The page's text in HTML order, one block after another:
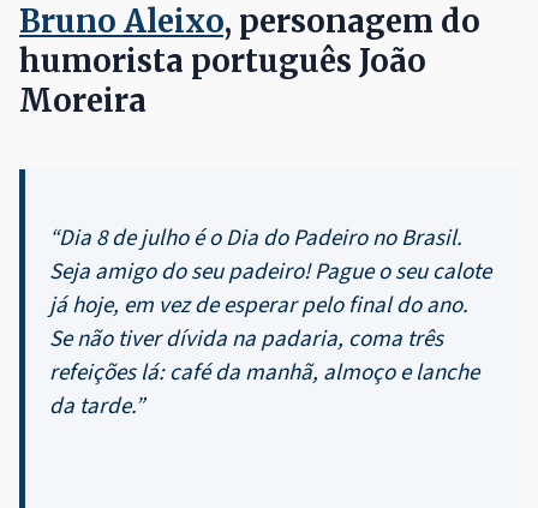
Bruno Aleixo, personagem do
humorista português João
Moreira
“Dia 8 de julho é o Dia do Padeiro no Brasil.
Seja amigo do seu padeiro! Pague o seu calote
já hoje, em vez de esperar pelo final do ano.
Se não tiver dívida na padaria, coma três
refeições lá: café da manhã, almoço e lanche
da tarde.”